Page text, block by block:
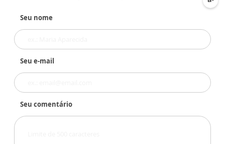
Seu nome
Seu e-mail
Seu comentário